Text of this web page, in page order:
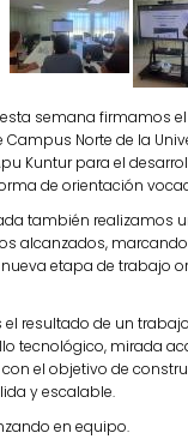
esta semana firmamos
Campus Norte de la
Kuntur para el
de orientación
también realizamos
alcanzados, marcando
etapa de trabajo
el resultado de un
tecnológico, mirada
el objetivo de
y escalable.
en equipo.